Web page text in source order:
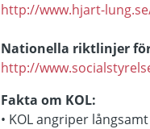
http://www.hjart-
Nationella riktlinjer
http://
Fakta om KOL:
• KOL angriper